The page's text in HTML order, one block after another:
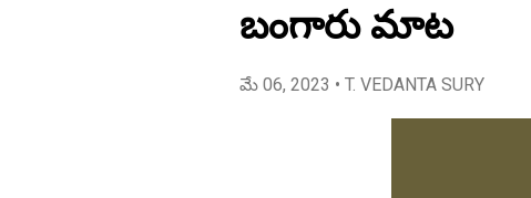
బంగారు మాట
మే 06, 2023 • T. VEDANTA SURY